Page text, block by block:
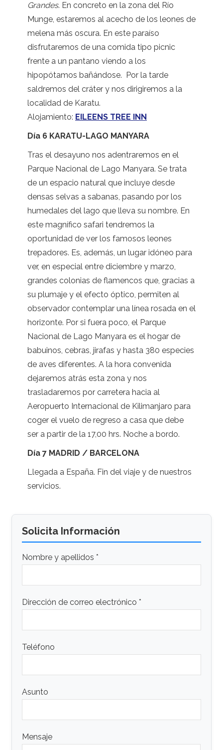
Grandes. En concreto en la zona del Río
Munge, estaremos al acecho de los leones de
melena más oscura. En este paraíso
disfrutaremos de una comida tipo picnic
frente a un pantano viendo a los
hipopótamos bañándose. Por la tarde
saldremos del cráter y nos dirigiremos a la
localidad de Karatu.
Alojamiento: EILEENS TREE INN
Día 6 KARATU-LAGO MANYARA
Tras el desayuno nos adentraremos en el
Parque Nacional de Lago Manyara. Se trata
de un espacio natural que incluye desde
densas selvas a sabanas, pasando por los
humedales del lago que lleva su nombre. En
este magnífico safari tendremos la
oportunidad de ver los famosos leones
trepadores. Es, además, un lugar idóneo para
ver, en especial entre diciembre y marzo,
grandes colonias de flamencos que, gracias a
su plumaje y el efecto óptico, permiten al
observador contemplar una línea rosada en el
horizonte. Por si fuera poco, el Parque
Nacional de Lago Manyara es el hogar de
babuinos, cebras, jirafas y hasta 380 especies
de aves diferentes. A la hora convenida
dejaremos atrás esta zona y nos
trasladaremos por carretera hacia al
Aeropuerto Internacional de Kilimanjaro para
coger el vuelo de regreso a casa que debe
ser a partir de la 17,00 hrs. Noche a bordo.
Día 7 MADRID / BARCELONA
Llegada a España. Fin del viaje y de nuestros
servicios.
Solicita Información
Nombre y apellidos *
Dirección de correo electrónico *
Teléfono
Asunto
Mensaje